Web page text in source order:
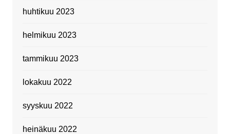
huhtikuu 2023
helmikuu 2023
tammikuu 2023
lokakuu 2022
syyskuu 2022
heinäkuu 2022